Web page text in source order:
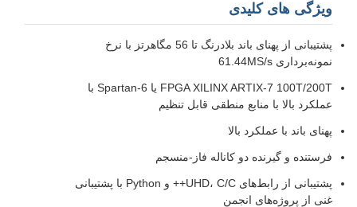
ویژگی های کلیدی
پشتیبانی از پهنای باند بلادرنگ تا 56 مگاهرتز با نرخ
نمونه‌برداری 61.44MS/s
FPGA XILINX ARTIX-7 100T/200T یا Spartan-6 با
عملکرد بالا با منابع منطقی قابل تنظیم
پهنای باند با عملکرد بالا
فرستنده و گیرنده دو کاناله فاز-منسجم
پشتیبانی از رابط‌های UHD، C/C++ و Python با پشتیبانی
غنی از پروژه‌های انجمن